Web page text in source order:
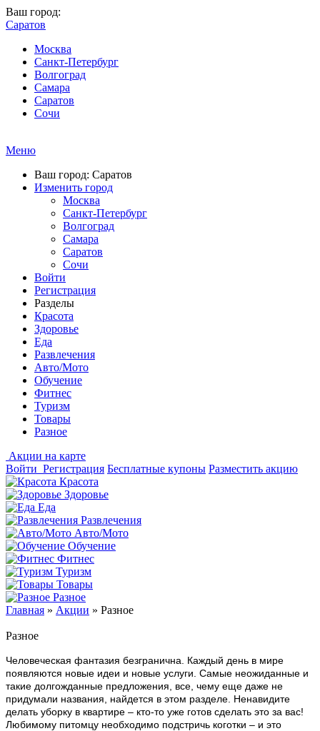
Ваш город:
Саратов
Москва
Санкт-Петербург
Волгоград
Самара
Саратов
Сочи
Меню
Ваш город: Саратов
Изменить город
Москва
Санкт-Петербург
Волгоград
Самара
Саратов
Сочи
Войти
Регистрация
Разделы
Красота
Здоровье
Еда
Развлечения
Авто/Мото
Обучение
Фитнес
Туризм
Товары
Разное
Акции на карте
Войти Регистрация Бесплатные купоны Разместить акцию
Красота
Здоровье
Еда
Развлечения
Авто/Мото
Обучение
Фитнес
Туризм
Товары
Разное
Главная » Акции » Разное
Разное
Человеческая фантазия безгранична. Каждый день в мире
появляются новые идеи и новые услуги. Самые неожиданные и
такие долгожданные предложения, все, чему еще даже не
придумали названия, найдется в этом разделе. Ненавидите
делать уборку в квартире – кто-то уже готов сделать это за вас!
Любимому питомцу необходимо подстричь коготки – и это